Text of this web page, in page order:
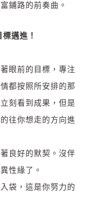
鋪路的前奏曲。
邁進！
眼前的目標，專注
都按照所安排的那
刻看到成果，但是
往你想走的方向進
良好的默契。沒伴
性緣了。
袋，這是你努力的